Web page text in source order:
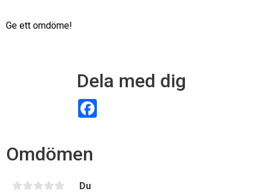
Ge ett omdöme!
Dela med dig
Omdömen
Du